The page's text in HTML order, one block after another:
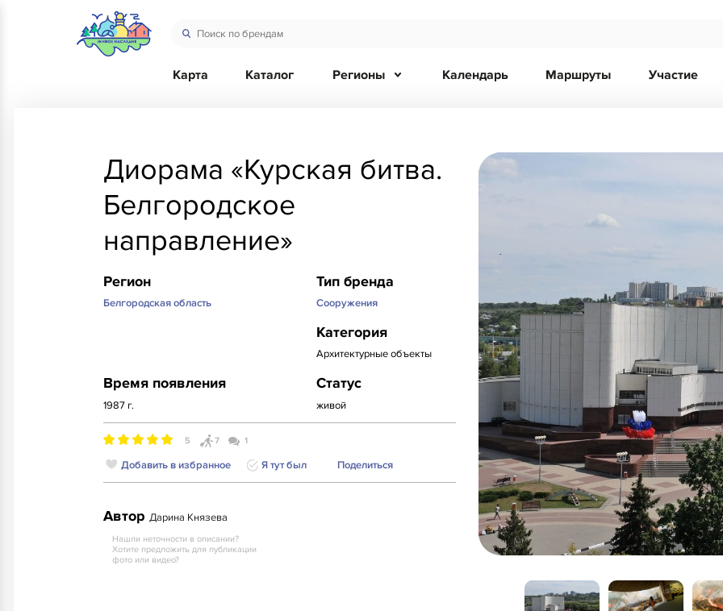
Карта Каталог Регионы Календарь Маршруты Участие
Диорама «Курская битва.
Белгородское
направление»
Регион
Белгородская область
Тип бренда
Сооружения
Категория
Архитектурные объекты
Время появления
1987 г.
Статус
живой
5 7 1
Добавить в избранное Я тут был Поделиться
Автор Дарина Князева
Нашли неточности в описании?
Хотите предложить для публикации
фото или видео?